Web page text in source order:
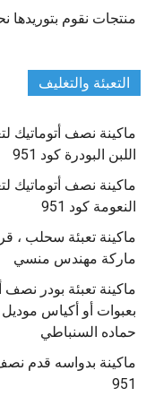
منتجات نقوم
التعبئة والتغليف
ماكينة نصف أتوماتيك
اللبن البودرة كود 951
ماكينة نصف أتوماتيك
النعومة كود 951
ماركة مهندس منسي
حماده السنباطي
ماكينة بدواسه قدم نصف
951